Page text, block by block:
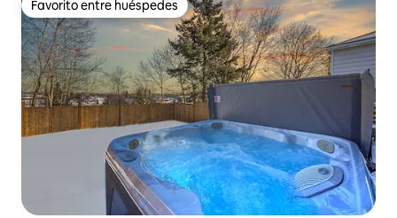
Favorito entre huéspedes
Favorito entre huéspedes